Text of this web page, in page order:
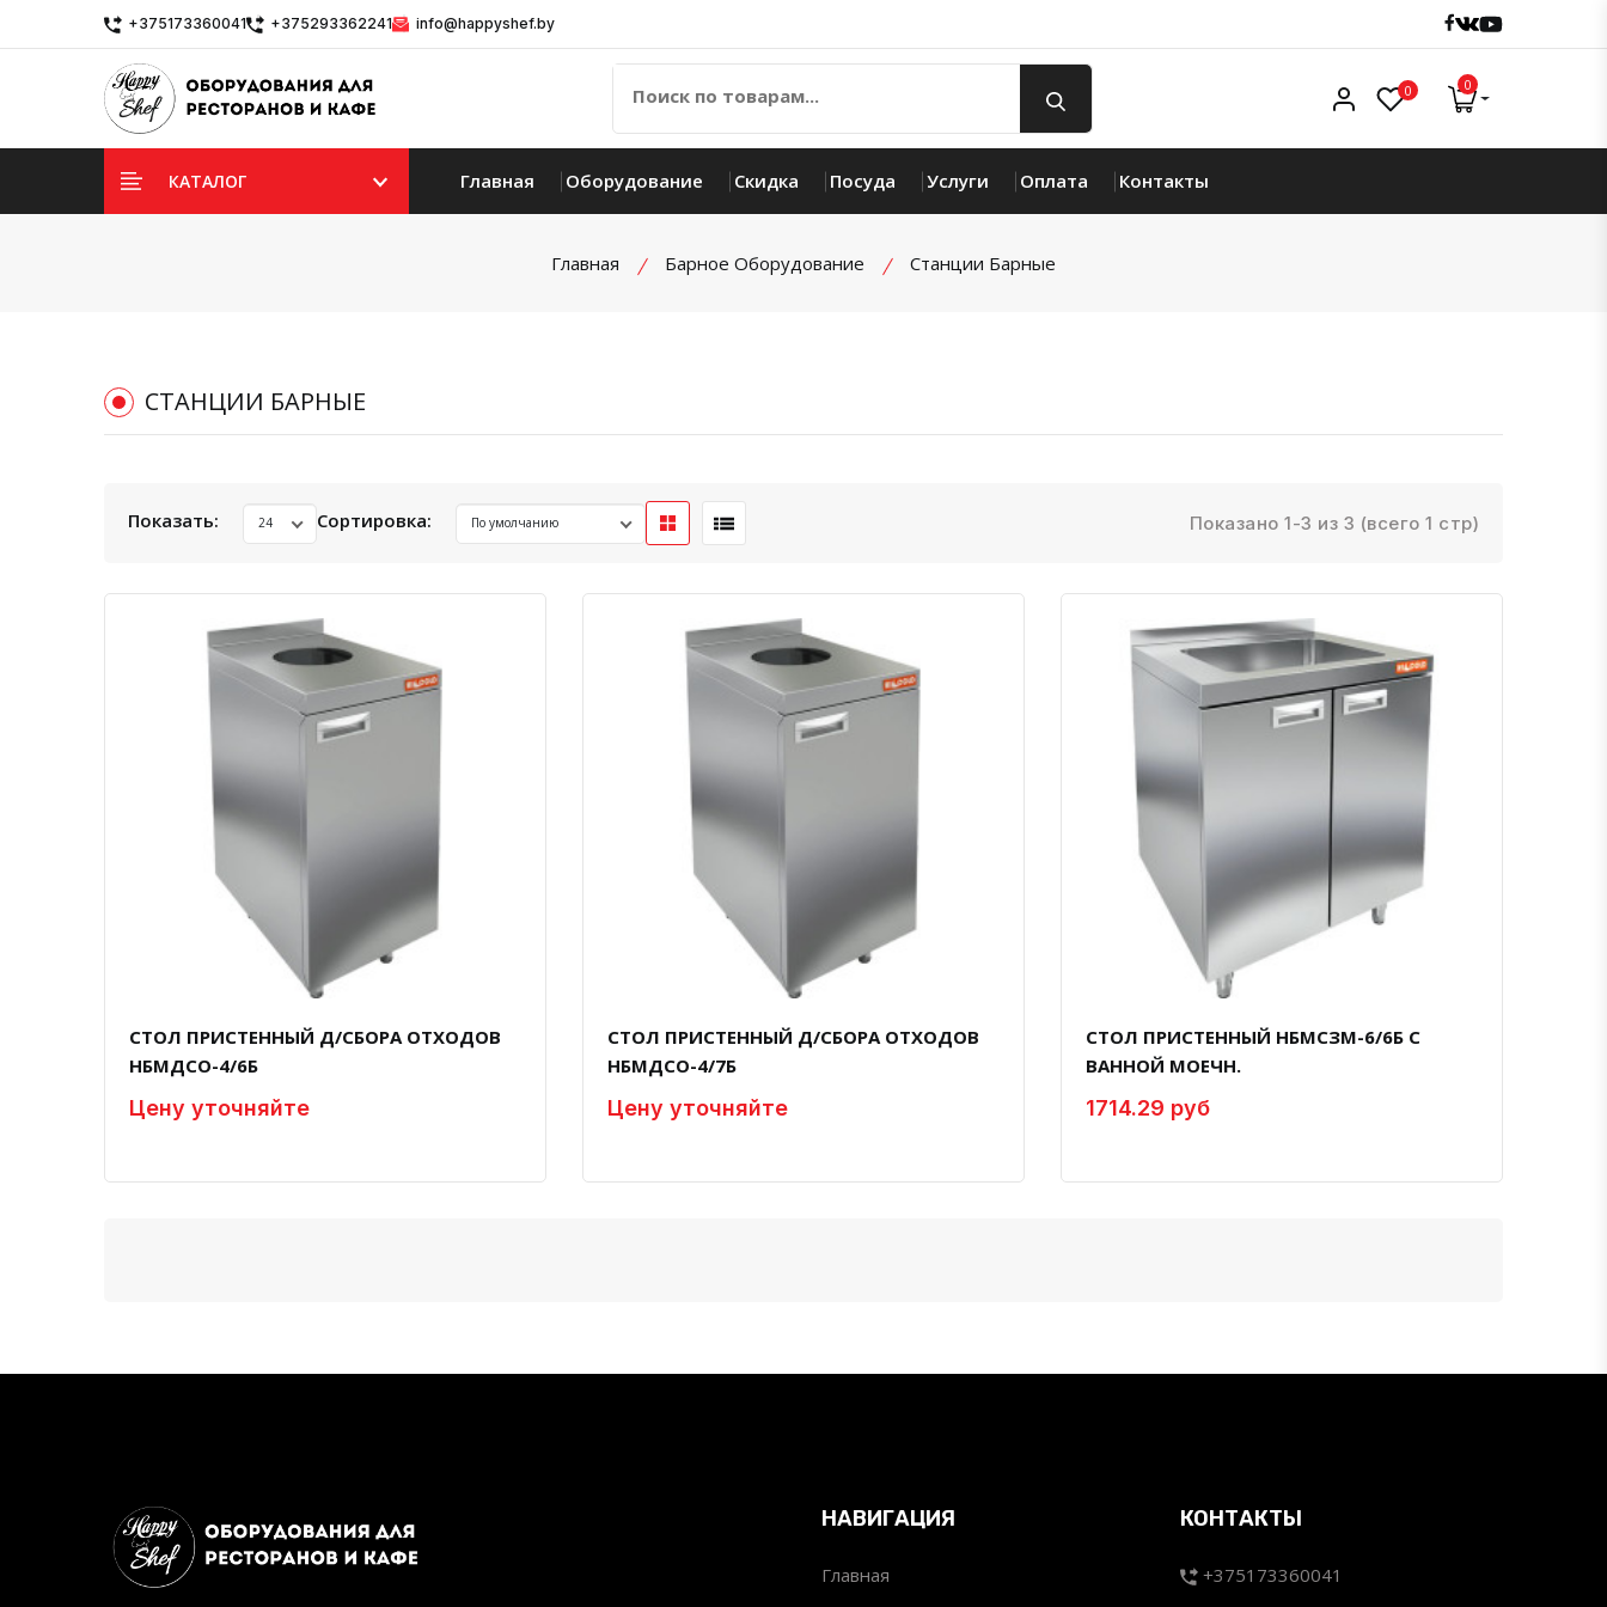
+375173360041 +375293362241 info@happyshef.by Facebook
Vk Youtube
Личный кабинет
0 0
КАТАЛОГ Главная Оборудование Скидка Посуда Услуги Оплата Контакты
Главная Барное Оборудование Станции Барные
СТАНЦИИ БАРНЫЕ
Показать: Сортировка: Показано 1-3 из 3 (всего 1 стр)
СТОЛ ПРИСТЕННЫЙ Д/СБОРА ОТХОДОВ
НБМДСО-4/6Б
Цену уточняйте
СТОЛ ПРИСТЕННЫЙ Д/СБОРА ОТХОДОВ
НБМДСО-4/7Б
Цену уточняйте
СТОЛ ПРИСТЕННЫЙ НБМСЗМ-6/6Б С
ВАННОЙ МОЕЧН.
1714.29 руб
НАВИГАЦИЯ
Главная
КОНТАКТЫ
+375173360041